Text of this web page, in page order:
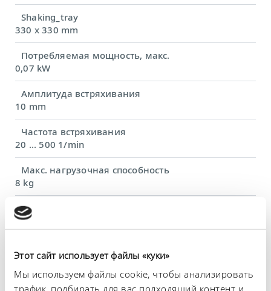
Этот сайт использует файлы «куки»
Мы используем файлы cookie, чтобы анализировать
трафик, подбирать для вас подходящий контент и
Shaking_tray
330 x 330 mm
Потребляемая мощность, макс.
0,07 kW
Амплитуда встряхивания
10 mm
Частота встряхивания
20 ... 500 1/min
Макс. нагрузочная способность
8 kg
Размеры (Ш × Г × В)
350 x 355 x 160 mm
11 kg
Сетевая вилка